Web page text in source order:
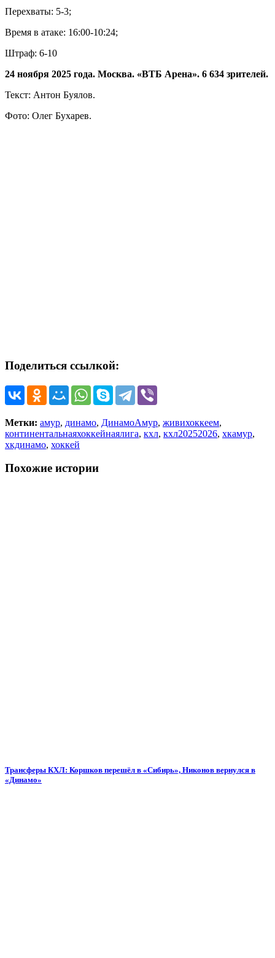
Перехваты: 5-3;
Время в атаке: 16:00-10:24;
Штраф: 6-10
24 ноября 2025 года. Москва. «ВТБ Арена». 6 634 зрителей.
Текст: Антон Буялов.
Фото: Олег Бухарев.
Поделиться ссылкой:
Метки: амур, динамо, ДинамоАмур, живихоккеем,
континентальнаяхоккейнаялига, кхл, кхл20252026, хкамур,
хкдинамо, хоккей
Похожие истории
Трансферы КХЛ: Коршков перешёл в «Сибирь», Никонов вернулся в
«Динамо»